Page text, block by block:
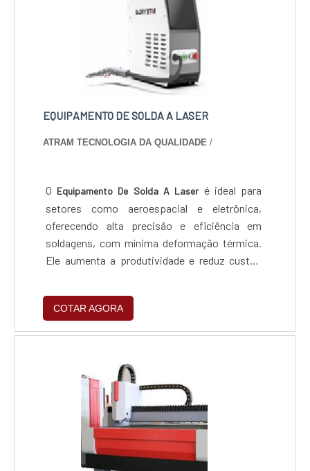
EQUIPAMENTO DE SOLDA A LASER
ATRAM TECNOLOGIA DA QUALIDADE /
O Equipamento De Solda A Laseré ideal para
setores como aeroespacial e eletrônica,
oferecendo alta precisão e eficiência em
soldagens, com mínima deformação térmica.
Ele aumenta a produtividade e reduz custos
consumo de materiais, além de se integrar
facilmente a sistemas automatizados,
mantendo a competitividade e alinhamento
COTAR AGORA